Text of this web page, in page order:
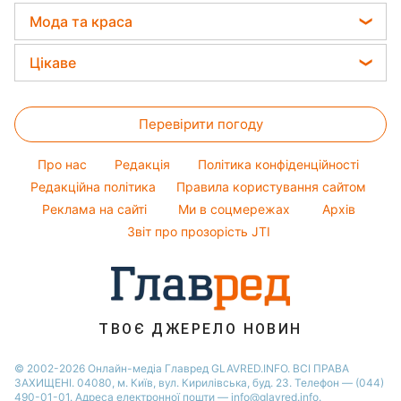
Новини Тернополя
Новини Житомира
Салати
Прості страви
Курс валют
Погода на сьогодні
Погода на завтра
Софія Ротару
Ольга Сумська
Філіп Кіркоров
Кейт Міддлтон
Алла Пугачова
Максим Галкін
Віталій Козловський
Мода та краса
Жіночі стрижки
Фарбування волосся
Гарний манікюр
Модні помилки
Новини моди
Поради від Андре Тана
Цікаве
Тести по картинці
Оптичні ілюзії
Народні прикмети
Усе про шоу-бізнес
Перевірити погоду
Про нас Редакція
Політика конфіденційності
Редакційна політика
Правила користування сайтом
Реклама на сайті
Ми в соцмережах
Архів
Звіт про прозорість JTI
ТВОЄ ДЖЕРЕЛО НОВИН
© 2002-2026 Онлайн-медіа Главред GLAVRED.INFO. ВСІ ПРАВА
ЗАХИЩЕНІ. 04080, м. Київ, вул. Кирилівська, буд. 23. Телефон — (044)
490-01-01. Адреса електронної пошти — info@glavred.info.